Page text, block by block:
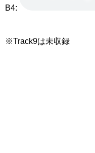
B4:
※Track9は未収録